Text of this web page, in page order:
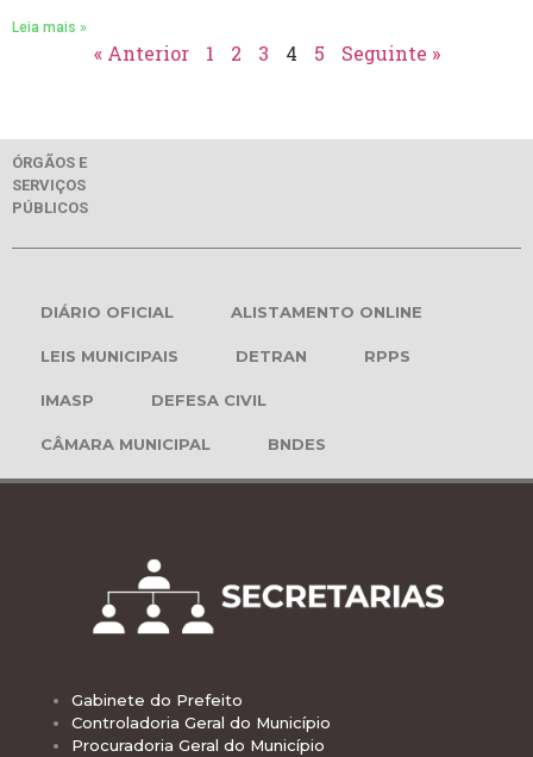
Leia mais »
« Anterior 1 2 3 4 5 Seguinte »
ÓRGÃOS E
SERVIÇOS
PÚBLICOS
DIÁRIO OFICIAL ALISTAMENTO ONLINE
LEIS MUNICIPAIS DETRAN RPPS
IMASP DEFESA CIVIL
CÂMARA MUNICIPAL BNDES
Gabinete do Prefeito
Controladoria Geral do Município
Procuradoria Geral do Município